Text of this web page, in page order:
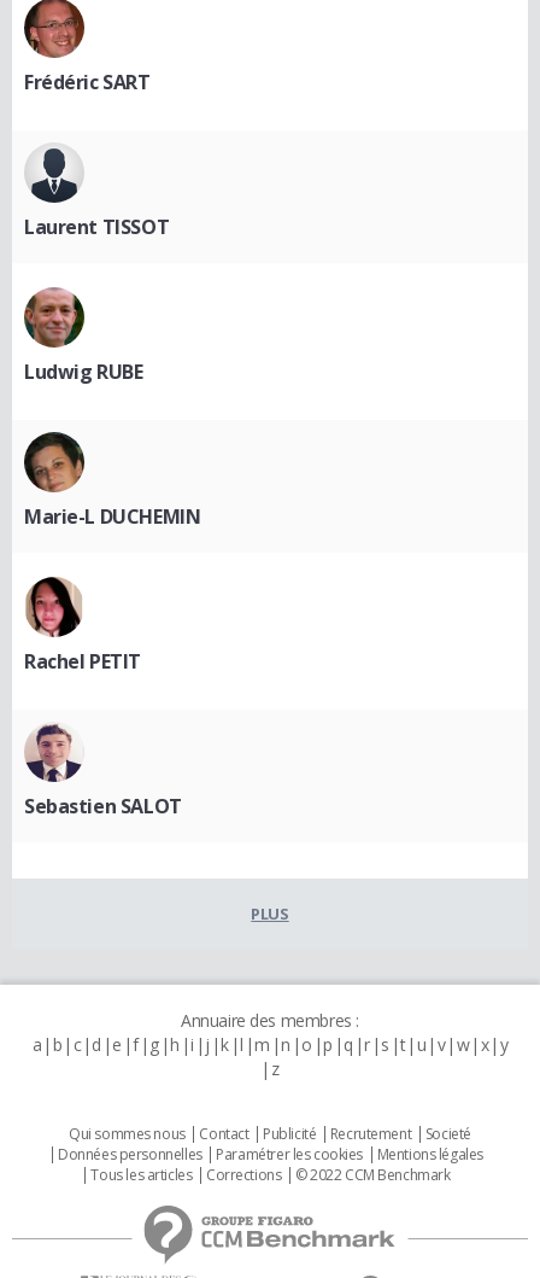
Frédéric SART
Laurent TISSOT
Ludwig RUBE
Marie-L DUCHEMIN
Rachel PETIT
Sebastien SALOT
PLUS
Annuaire des membres :
a b c d e f g h i j k l m n o p q r s t u v w x y
z
Qui sommes nous Contact Publicité Recrutement
Societé
Données personnelles
Paramétrer les cookies
Mentions légales
Tous les articles
Corrections © 2022 CCM Benchmark